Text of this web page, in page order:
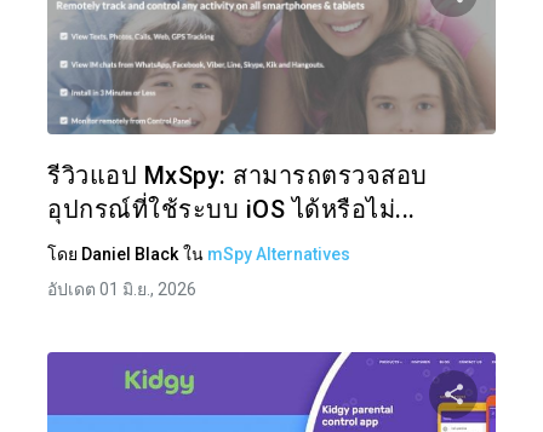
แบ่งปั
รีวิวแอป MxSpy: สามารถตรวจสอบ
อุปกรณ์ที่ใช้ระบบ iOS ได้หรือไม่...
โดย Daniel Black ใน mSpy Alternatives
อัปเดต 01 มิ.ย., 2026